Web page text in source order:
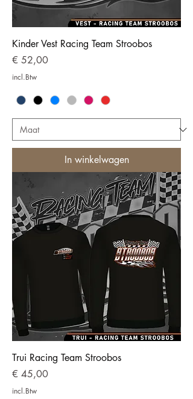
Kinder Vest Racing Team Stroobos
Prijs
€ 52,00
incl.Btw
In winkelwagen
Trui Racing Team Stroobos
Prijs
€ 45,00
incl.Btw